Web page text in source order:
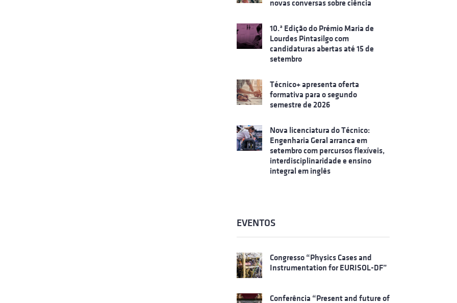
novas conversas sobre ciência
10.ª Edição do Prémio Maria de
Lourdes Pintasilgo com
candidaturas abertas até 15 de
setembro
Técnico+ apresenta oferta
formativa para o segundo
semestre de 2026
Nova licenciatura do Técnico:
Engenharia Geral arranca em
setembro com percursos flexíveis,
interdisciplinaridade e ensino
integral em inglês
EVENTOS
Congresso “Physics Cases and
Instrumentation for EURISOL-DF”
Conferência “Present and future of